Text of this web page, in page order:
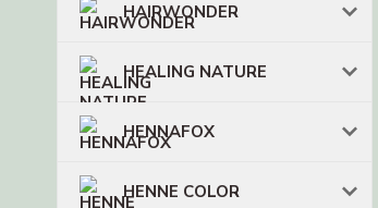
HAIRWONDER
HEALING NATURE
HENNAFOX
HENNE COLOR